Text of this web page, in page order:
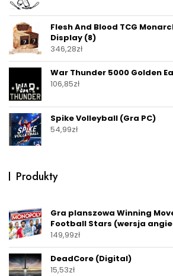
Flesh And Blood TCG
Display (8)
346,28zł
War Thunder 5000 Golden
106,85zł
Spike Volleyball (Gra PC)
54,99zł
Produkty
Gra planszowa Winning
Football Stars (wersja
149,99zł
DeadCore (Digital)
15,53zł